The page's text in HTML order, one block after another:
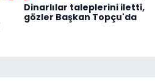
Dinarlılar taleplerini iletti,
gözler Başkan Topçu'da